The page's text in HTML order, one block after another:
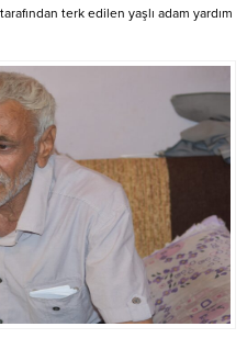
terk edilen yaşlı adam yardım